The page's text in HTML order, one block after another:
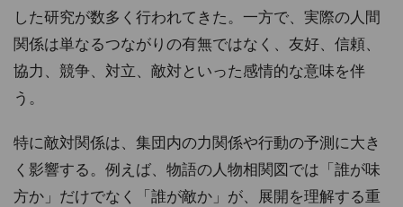
した研究が数多く行われてきた。一方で、実際の人間
関係は単なるつながりの有無ではなく、友好、信頼、
協力、競争、対立、敵対といった感情的な意味を伴
う。
特に敵対関係は、集団内の力関係や行動の予測に大き
く影響する。例えば、物語の人物相関図では「誰が味
方か」だけでなく「誰が敵か」が、展開を理解する重